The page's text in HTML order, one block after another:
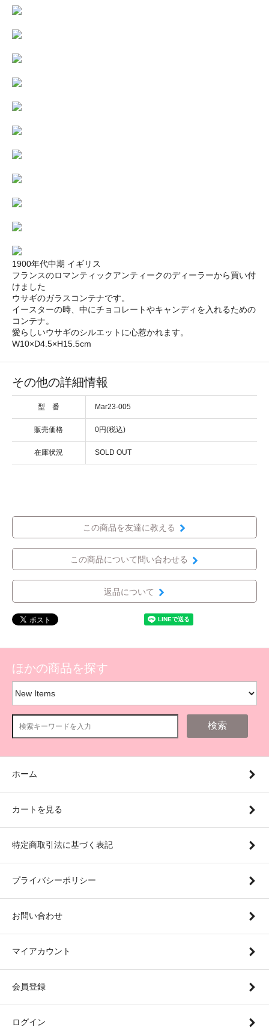
1900年代中期 イギリス
フランスのロマンティックアンティークのディーラーから買い付
けました
ウサギのガラスコンテナです。
イースターの時、中にチョコレートやキャンディを入れるための
コンテナ。
愛らしいウサギのシルエットに心惹かれます。
W10×D4.5×H15.5cm
その他の詳細情報
型 番 Mar23-005
販売価格 0円(税込)
在庫状況 SOLD OUT
この商品を友達に教える
この商品について問い合わせる
返品について
ほかの商品を探す
検索
ホーム
カートを見る
特定商取引法に基づく表記
プライバシーポリシー
お問い合わせ
マイアカウント
会員登録
ログイン